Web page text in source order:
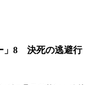
」8 決死の逃避行